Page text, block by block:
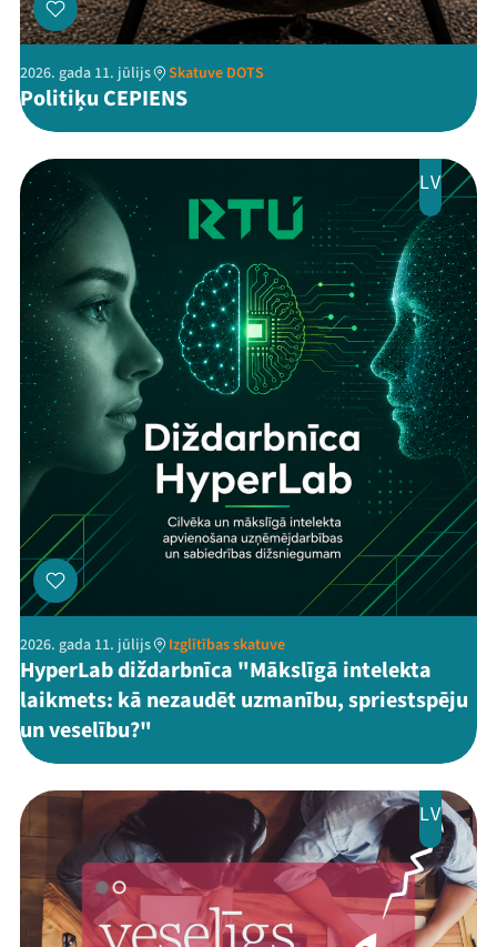
2026. gada 11. jūlijs Skatuve DOTS
Politiķu CEPIENS
LV
2026. gada 11. jūlijs Izglītības skatuve
HyperLab diždarbnīca "Mākslīgā intelekta
laikmets: kā nezaudēt uzmanību, spriestspēju
un veselību?"
LV